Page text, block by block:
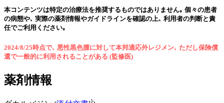
本コンテンツは特定の治療法を推奨するものではありません｡ 個々の患者
の病態や､ 実際の薬剤情報やガイドラインを確認の上､ 利用者の判断と責
任でご利用ください｡
2024/8/25時点で､ 悪性黒色腫に対して本邦適応外レジメン､ ただし保険償
還で一般的に利用されることがある (監修医)
薬剤情報